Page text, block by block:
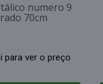
numero 9
70cm
para ver o preço